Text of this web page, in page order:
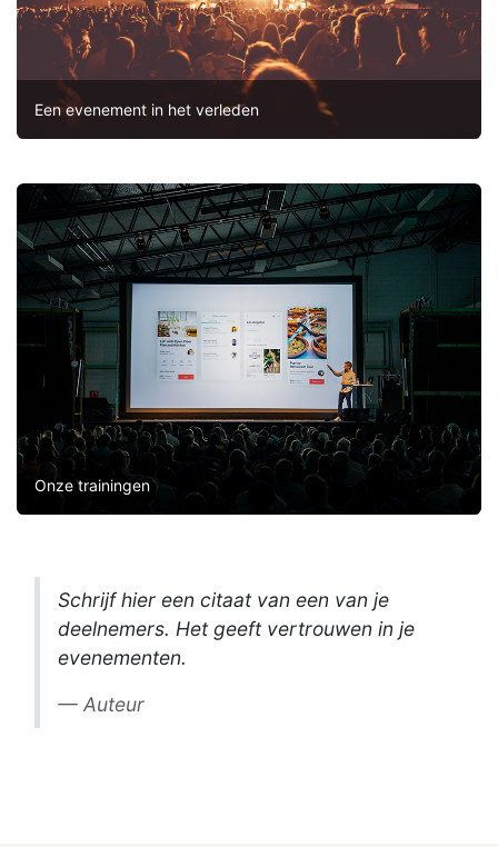
Een evenement in het verleden
Onze trainingen
Schrijf hier een citaat van een van je
deelnemers. Het geeft vertrouwen in je
evenementen.
Auteur